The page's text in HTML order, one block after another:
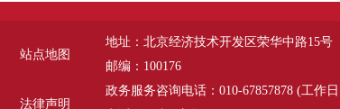
站点地图
法律声明
地址：北京经济技术开发区荣华中路15号
邮编：100176
政务服务咨询电话：010-67857878 (工作